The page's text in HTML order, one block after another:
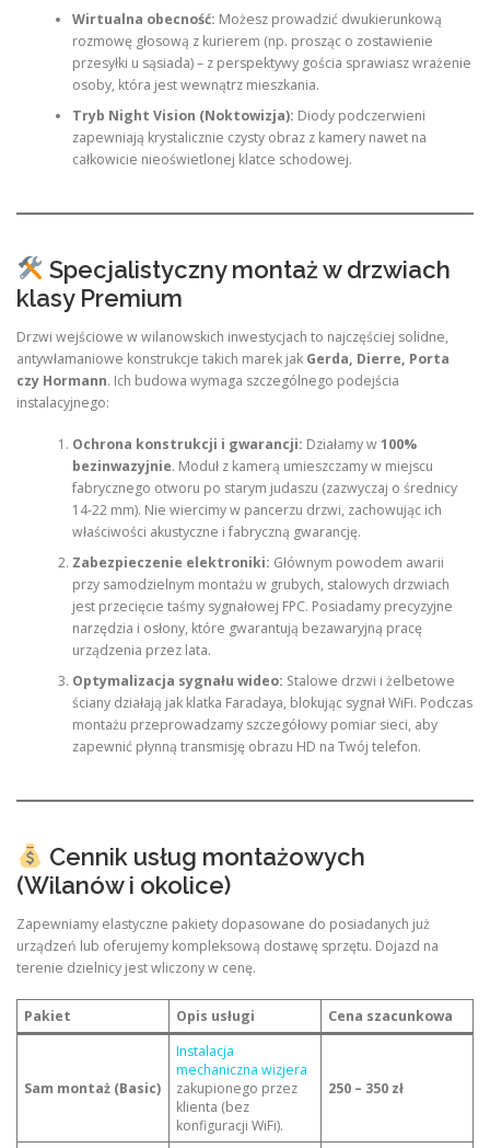
Wirtualna obecność: Możesz prowadzić dwukierunkową
rozmowę głosową z kurierem (np. prosząc o zostawienie
przesyłki u sąsiada) – z perspektywy gościa sprawiasz wrażenie
osoby, która jest wewnątrz mieszkania.
Tryb Night Vision (Noktowizja): Diody podczerwieni
zapewniają krystalicznie czysty obraz z kamery nawet na
całkowicie nieoświetlonej klatce schodowej.
Specjalistyczny montaż w drzwiach
klasy Premium
Drzwi wejściowe w wilanowskich inwestycjach to najczęściej solidne,
antywłamaniowe konstrukcje takich marek jak Gerda, Dierre, Porta
czy Hormann. Ich budowa wymaga szczególnego podejścia
instalacyjnego:
Ochrona konstrukcji i gwarancji: Działamy w100%
bezinwazyjnie. Moduł z kamerą umieszczamy w miejscu
fabrycznego otworu po starym judaszu (zazwyczaj o średnicy
14-22 mm). Nie wiercimy w pancerzu drzwi, zachowując ich
właściwości akustyczne i fabryczną gwarancję.
Zabezpieczenie elektroniki: Głównym powodem awarii
przy samodzielnym montażu w grubych, stalowych drzwiach
jest przecięcie taśmy sygnałowej FPC. Posiadamy precyzyjne
narzędzia i osłony, które gwarantują bezawaryjną pracę
urządzenia przez lata.
Optymalizacja sygnału wideo: Stalowe drzwi i żelbetowe
ściany działają jak klatka Faradaya, blokując sygnał WiFi. Podczas
montażu przeprowadzamy szczegółowy pomiar sieci, aby
zapewnić płynną transmisję obrazu HD na Twój telefon.
Cennik usług montażowych
(Wilanów i okolice)
Zapewniamy elastyczne pakiety dopasowane do posiadanych już
urządzeń lub oferujemy kompleksową dostawę sprzętu. Dojazd na
terenie dzielnicy jest wliczony w cenę.
Pakiet Opis usługi Cena szacunkowa
Sam montaż (Basic)
Instalacja
mechaniczna wizjera
zakupionego przez
klienta (bez
konfiguracji WiFi).
250 – 350 zł